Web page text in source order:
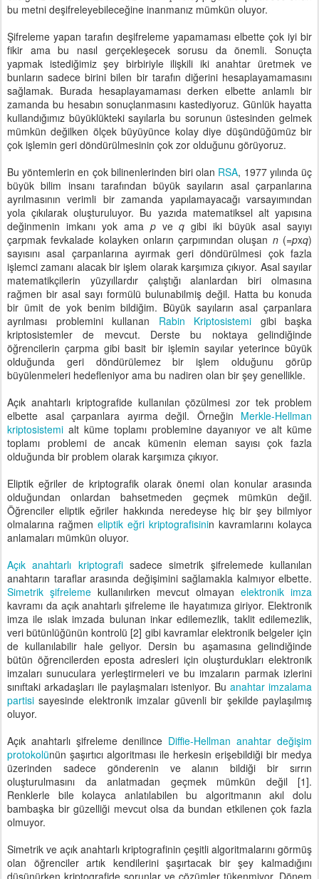
bu metni deşifreleyebileceğine inanmanız mümkün oluyor.
Şifreleme yapan tarafın deşifreleme yapamaması elbette çok iyi bir
fikir ama bu nasıl gerçekleşecek sorusu da önemli. Sonuçta
yapmak istediğimiz şey birbiriyle ilişkili iki anahtar üretmek ve
bunların sadece birini bilen bir tarafın diğerini hesaplayamamasını
sağlamak. Burada hesaplayamaması derken elbette anlamlı bir
zamanda bu hesabın sonuçlanmasını kastediyoruz. Günlük hayatta
kullandığımız büyüklükteki sayılarla bu sorunun üstesinden gelmek
mümkün değilken ölçek büyüyünce kolay diye düşündüğümüz bir
çok işlemin geri döndürülmesinin çok zor olduğunu görüyoruz.
Bu yöntemlerin en çok bilinenlerinden biri olan RSA, 1977 yılında üç
büyük bilim insanı tarafından büyük sayıların asal çarpanlarına
ayrılmasının verimli bir zamanda yapılamayacağı varsayımından
yola çıkılarak oluşturuluyor. Bu yazıda matematiksel alt yapısına
değinmenin imkanı yok ama pveq gibi iki büyük asal sayıyı
çarpmak fevkalade kolayken onların çarpımından oluşan n (=pxq)
sayısını asal çarpanlarına ayırmak geri döndürülmesi çok fazla
işlemci zamanı alacak bir işlem olarak karşımıza çıkıyor. Asal sayılar
matematikçilerin yüzyıllardır çalıştığı alanlardan biri olmasına
rağmen bir asal sayı formülü bulunabilmiş değil. Hatta bu konuda
bir ümit de yok benim bildiğim. Büyük sayıların asal çarpanlara
ayrılması problemini kullanan Rabin Kriptosistemi gibi başka
kriptosistemler de mevcut. Derste bu noktaya gelindiğinde
öğrencilerin çarpma gibi basit bir işlemin sayılar yeterince büyük
olduğunda geri döndürülemez bir işlem olduğunu görüp
büyülenmeleri hedefleniyor ama bu nadiren olan bir şey genellikle.
Açık anahtarlı kriptografide kullanılan çözülmesi zor tek problem
elbette asal çarpanlara ayırma değil. Örneğin Merkle-Hellman
kriptosistemi alt küme toplamı problemine dayanıyor ve alt küme
toplamı problemi de ancak kümenin eleman sayısı çok fazla
olduğunda bir problem olarak karşımıza çıkıyor.
Eliptik eğriler de kriptografik olarak önemi olan konular arasında
olduğundan onlardan bahsetmeden geçmek mümkün değil.
Öğrenciler eliptik eğriler hakkında neredeyse hiç bir şey bilmiyor
olmalarına rağmen eliptik eğri kriptografisinin kavramlarını kolayca
anlamaları mümkün oluyor.
Açık anahtarlı kriptografisadece simetrik şifrelemede kullanılan
anahtarın taraflar arasında değişimini sağlamakla kalmıyor elbette.
Simetrik şifreleme kullanılırken mevcut olmayan elektronik imza
kavramı da açık anahtarlı şifreleme ile hayatımıza giriyor. Elektronik
imza ile ıslak imzada bulunan inkar edilemezlik, taklit edilemezlik,
veri bütünlüğünün kontrolü [2] gibi kavramlar elektronik belgeler için
de kullanılabilir hale geliyor. Dersin bu aşamasına gelindiğinde
bütün öğrencilerden eposta adresleri için oluşturdukları elektronik
imzaları sunuculara yerleştirmeleri ve bu imzaların parmak izlerini
sınıftaki arkadaşları ile paylaşmaları isteniyor. Buanahtar imzalama
partisi sayesinde elektronik imzalar güvenli bir şekilde paylaşılmış
oluyor.
Açık anahtarlı şifreleme denilince Diffie-Hellman anahtar değişim
protokolünün şaşırtıcı algoritması ile herkesin erişebildiği bir medya
üzerinden sadece gönderenin ve alanın bildiği bir sırrın
oluşturulmasını da anlatmadan geçmek mümkün değil [1].
Renklerle bile kolayca anlatılabilen bu algoritmanın akıl dolu
bambaşka bir güzelliği mevcut olsa da bundan etkilenen çok fazla
olmuyor.
Simetrik ve açık anahtarlı kriptografinin çeşitli algoritmalarını görmüş
olan öğrenciler artık kendilerini şaşırtacak bir şey kalmadığını
düşünürken kriptografide sorunlar ve çözümler tükenmiyor. Dönem